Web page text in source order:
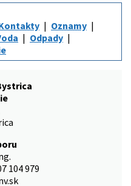
Oznamy
Odpady
104 979